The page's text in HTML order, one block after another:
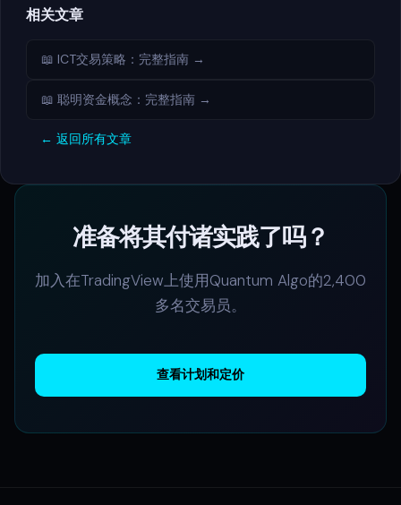
相关文章
📖 ICT交易策略：完整指南 →
📖 聪明资金概念：完整指南 →
← 返回所有文章
准备将其付诸实践了吗？
加入在TradingView上使用Quantum Algo的2,400
多名交易员。
查看计划和定价